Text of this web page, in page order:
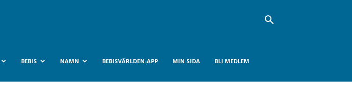
BEBIS NAMN BEBISVÄRLDEN-APP MIN SIDA BLI MEDLEM